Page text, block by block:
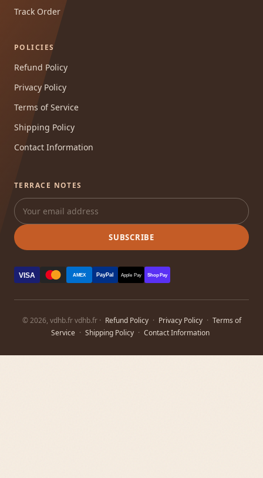
Track Order
POLICIES
Refund Policy
Privacy Policy
Terms of Service
Shipping Policy
Contact Information
TERRACE NOTES
SUBSCRIBE
VISA AMEX PayPal Apple Pay Shop Pay
© 2026, vdhb.fr vdhb.fr · Refund Policy · Privacy Policy · Terms of
Service · Shipping Policy · Contact Information